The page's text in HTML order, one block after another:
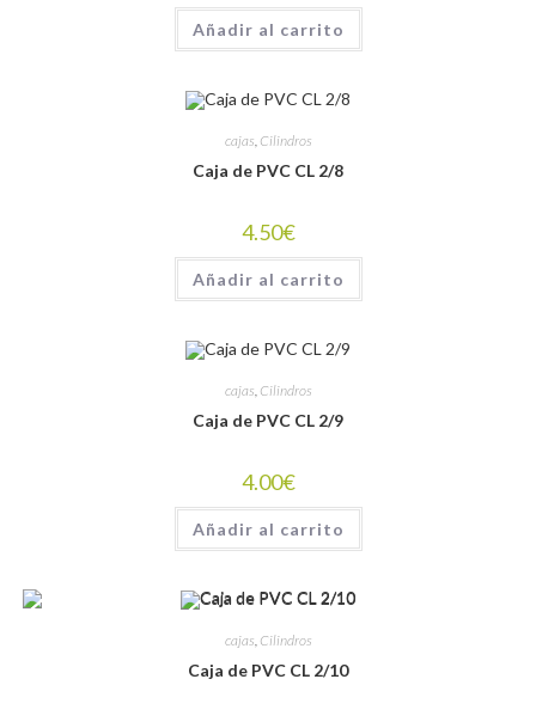
Añadir al carrito
cajas Cilindros
Caja de PVC CL 2/8
4.50€
Añadir al carrito
cajas Cilindros
Caja de PVC CL 2/9
4.00€
Añadir al carrito
cajas Cilindros
Caja de PVC CL 2/10